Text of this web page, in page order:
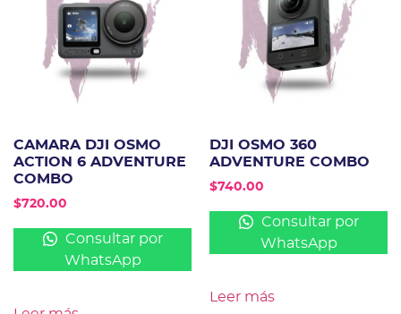
CAMARA DJI OSMO
ACTION 6 ADVENTURE
COMBO
$720.00
Consultar por
WhatsApp
DJI OSMO 360
ADVENTURE COMBO
$740.00
Consultar por
WhatsApp
Leer más